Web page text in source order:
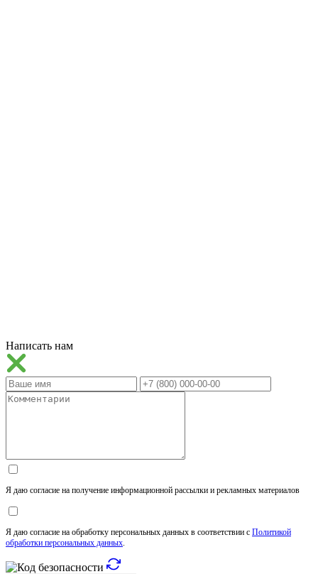
Написать нам
Я даю согласие на получение информационной рассылки и рекламных материалов
Я даю согласие на обработку персональных данных в соответствии с Политикой
обработки персональных данных